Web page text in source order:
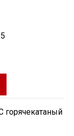
горячекатаный